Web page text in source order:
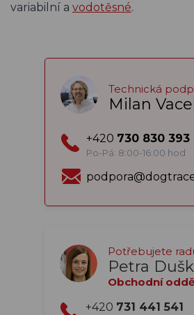
variabilní a vodotěsné.
Technická
Milan
+420 730 830 393
Po-Pá: 8:00-16:00 hod
Potřebujete
Petra
Obchodní
+420 731 441 541